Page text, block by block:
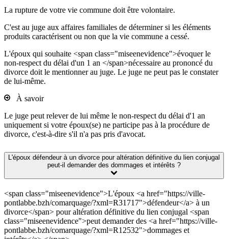
La rupture de votre vie commune doit être volontaire.
C'est au juge aux affaires familiales de déterminer si les éléments
produits caractérisent ou non que la vie commune a cessé.
L'époux qui souhaite <span class="miseenevidence">évoquer le
non-respect du délai d'un 1 an </span>nécessaire au prononcé du
divorce doit le mentionner au juge. Le juge ne peut pas le constater
de lui-même.
À savoir
Le juge peut relever de lui même le non-respect du délai d'1 an
uniquement si votre époux(se) ne participe pas à la procédure de
divorce, c'est-à-dire s'il n'a pas pris d'avocat.
L'époux défendeur à un divorce pour altération définitive du lien conjugal
peut-il demander des dommages et intérêts ?
<span class="miseenevidence">L'époux <a href="https://ville-
pontlabbe.bzh/comarquage/?xml=R31717">défendeur</a> à un
divorce</span> pour altération définitive du lien conjugal <span
class="miseenevidence">peut demander des <a href="https://ville-
pontlabbe.bzh/comarquage/?xml=R12532">dommages et